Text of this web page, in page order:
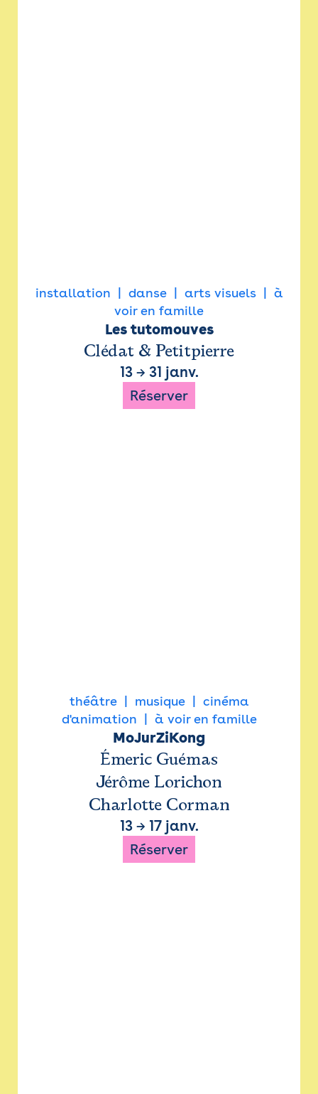
installation danse arts visuels
à
voir en famille
Les tutomouves
Clédat & Petitpierre
13→ 31 janv.
Réserver
théâtre musique
cinéma
d'animation
à voir en famille
MoJurZiKong
Émeric Guémas
Jérôme Lorichon
Charlotte Corman
13→ 17 janv.
Réserver